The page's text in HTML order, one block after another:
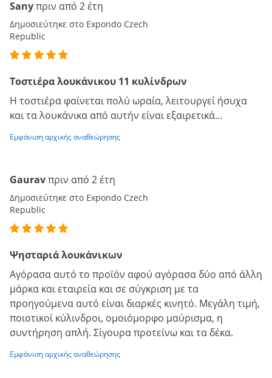
Sanyπριν από 2 έτη
Δημοσιεύτηκε στο Expondo Czech
Republic
Τοστιέρα λουκάνικου 11 κυλίνδρων
Η τοστιέρα φαίνεται πολύ ωραία, λειτουργεί ήσυχα
και τα λουκάνικα από αυτήν είναι εξαιρετικά...
Εμφάνιση αρχικής αναθεώρησης
Gauravπριν από 2 έτη
Δημοσιεύτηκε στο Expondo Czech
Republic
Ψησταριά λουκάνικων
Αγόρασα αυτό το προϊόν αφού αγόρασα δύο από άλλη
μάρκα και εταιρεία και σε σύγκριση με τα
προηγούμενα αυτό είναι διαρκές κινητό. Μεγάλη τιμή,
ποιοτικοί κύλινδροι, ομοιόμορφο μαύρισμα, η
συντήρηση απλή. Σίγουρα προτείνω και τα δέκα.
Εμφάνιση αρχικής αναθεώρησης